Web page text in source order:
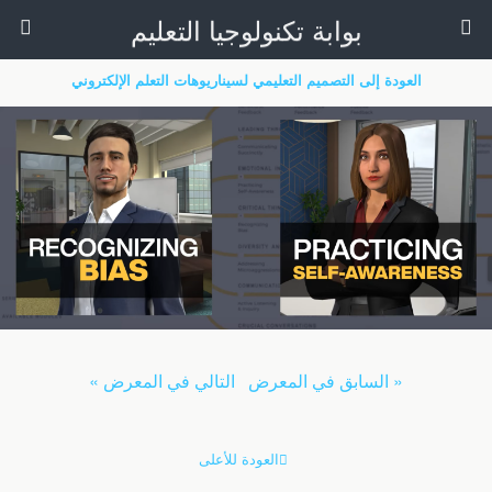
بوابة تكنولوجيا التعليم
العودة إلى التصميم التعليمي لسيناريوهات التعلم الإلكتروني
« السابق في المعرض التالي في المعرض »
العودة للأعلى